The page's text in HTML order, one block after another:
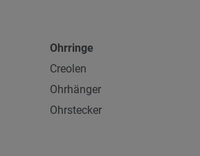
Ohrringe
Creolen
Ohrhänger
Ohrstecker